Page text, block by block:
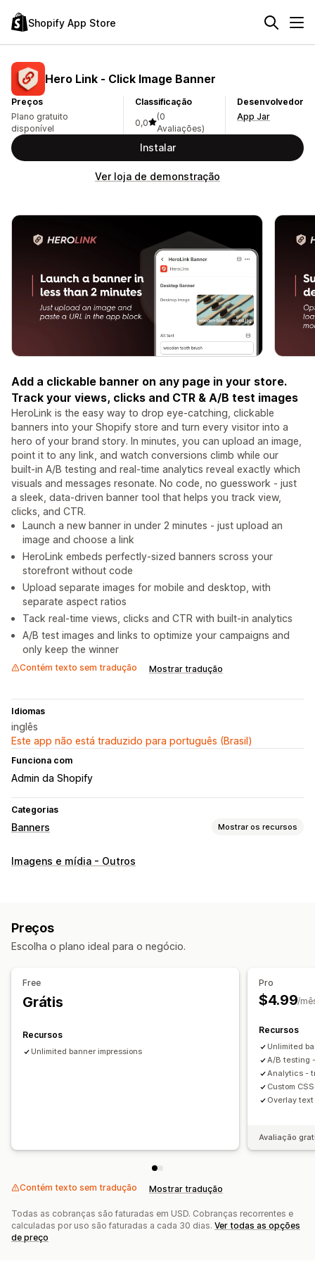
Shopify App Store
Hero Link ‑ Click Image Banner
Preços
Plano gratuito
disponível
Classificação
0,0
(0
Avaliações)
Desenvolvedor
App Jar
Instalar
Ver loja de demonstração
Add a clickable banner on any page in your store.
Track your views, clicks and CTR & A/B test images
HeroLink is the easy way to drop eye-catching, clickable
banners into your Shopify store and turn every visitor into a
hero of your brand story. In minutes, you can upload an image,
point it to any link, and watch conversions climb while our
built-in A/B testing and real-time analytics reveal exactly which
visuals and messages resonate. No code, no guesswork - just
a sleek, data-driven banner tool that helps you track view,
clicks, and CTR.
Launch a new banner in under 2 minutes - just upload an
image and choose a link
HeroLink embeds perfectly-sized banners scross your
storefront without code
Upload separate images for mobile and desktop, with
separate aspect ratios
Tack real-time views, clicks and CTR with built-in analytics
A/B test images and links to optimize your campaigns and
only keep the winner
Contém texto sem tradução Mostrar tradução
Idiomas
inglês
Este app não está traduzido para português (Brasil)
Funciona com
Admin da Shopify
Categorias
Banners Mostrar os recursos
Personalização
Análises e relatórios
Testes A/B
Análise em tempo real
Imagens e mídia - Outros
Preços
Escolha o plano ideal para o negócio.
Free
Grátis
Recursos
Unlimited banner impressions
Pro
$4.99/
Recursos
Unlimited
A/B testing
Analytics -
Custom
Overlay
Avaliação
Contém texto sem tradução Mostrar tradução
Todas as cobranças são faturadas em USD. Cobranças recorrentes e
calculadas por uso são faturadas a cada 30 dias. Ver todas as opções
de preço